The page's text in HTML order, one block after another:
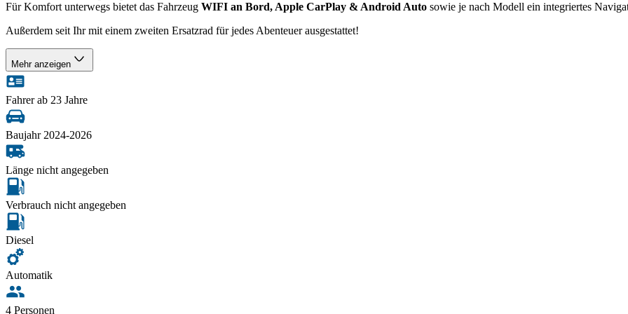
Für Komfort unterwegs bietet das Fahrzeug WIFI an Bord, Apple CarPlay & Android Auto sowie je nach Modell ein integriertes
Außerdem seit Ihr mit einem zweiten Ersatzrad für jedes Abenteuer ausgestattet!
Mehr anzeigen
Fahrer ab 23 Jahre
Baujahr 2024-2026
Länge nicht angegeben
Verbrauch nicht angegeben
Diesel
Automatik
4 Personen